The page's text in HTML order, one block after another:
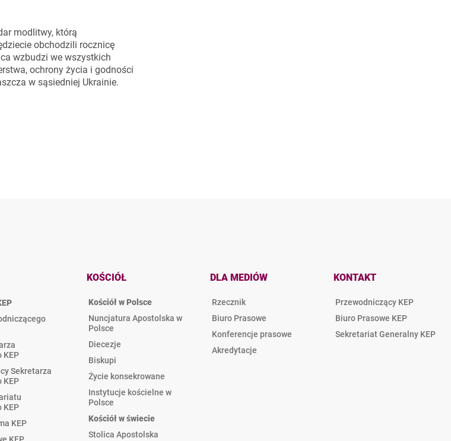
modlitwy, którą
obchodzili rocznicę
wzbudzi we wszystkich
ochrony życia i godności
w sąsiedniej Ukrainie.
KEP
Sekretarza
KEP
KEP
KEP
KOŚCIÓŁ
Kościół w Polsce
Nuncjatura Apostolska w
Polsce
Diecezje
Biskupi
Życie konsekrowane
Instytucje kościelne w
Polsce
Kościół w świecie
Stolica Apostolska
DLA MEDIÓW
Rzecznik
Biuro Prasowe
Konferencje prasowe
Akredytacje
KONTAKT
Przewodniczący KEP
Biuro Prasowe KEP
Sekretariat Generalny KEP